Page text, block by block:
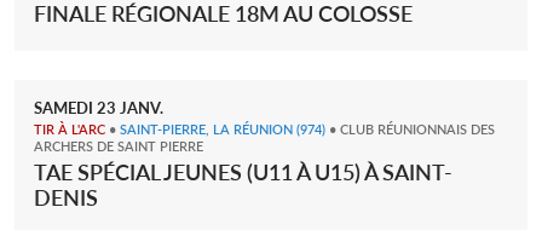
FINALE RÉGIONALE 18M AU COLOSSE
SAMEDI 23 JANV.
TIR À L'ARC • SAINT-PIERRE, LA RÉUNION (974) • CLUB RÉUNIONNAIS DES
ARCHERS DE SAINT PIERRE
TAE SPÉCIAL JEUNES (U11 À U15) À SAINT-
DENIS